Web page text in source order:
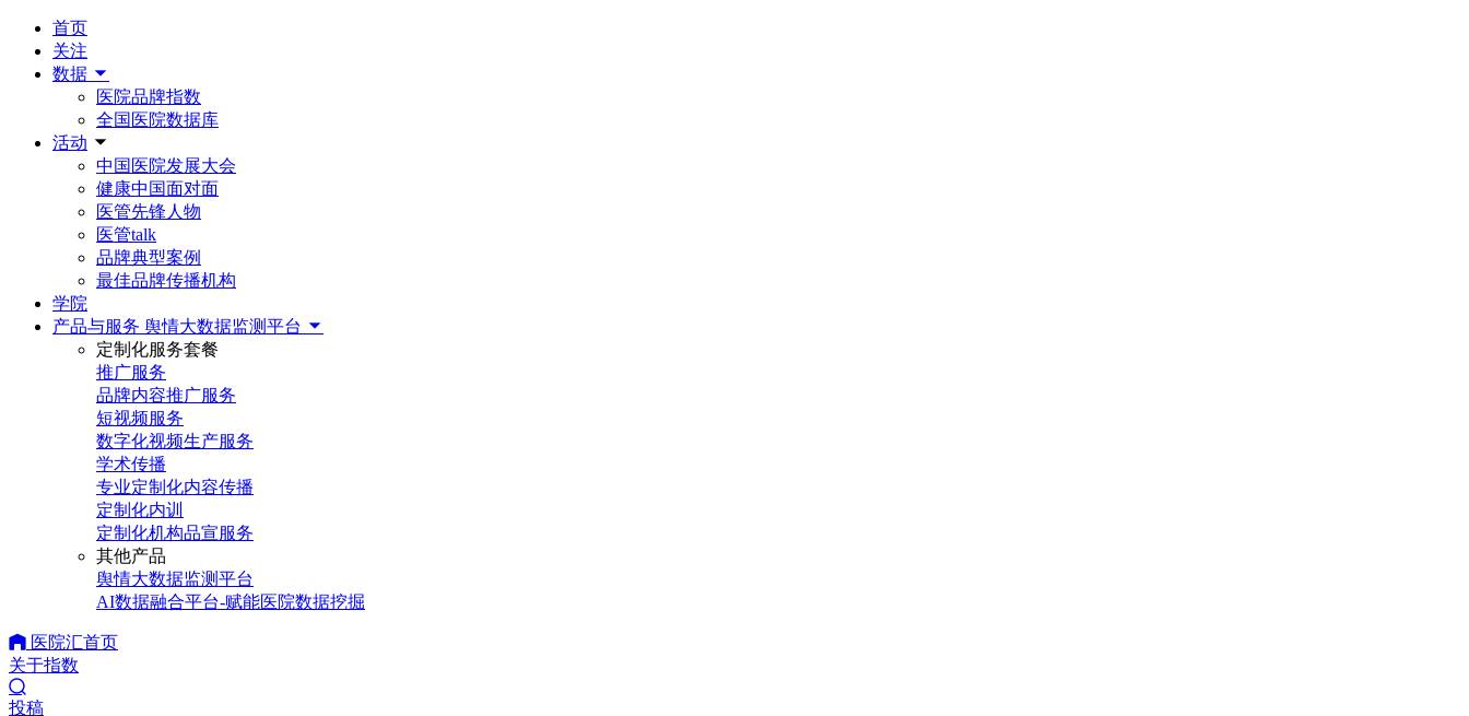
首页
关注
数据
医院品牌指数
全国医院数据库
活动
中国医院发展大会
健康中国面对面
医管先锋人物
医管talk
品牌典型案例
最佳品牌传播机构
学院
产品与服务 舆情大数据监测平台
定制化服务套餐
推广服务
品牌内容推广服务
短视频服务
数字化视频生产服务
学术传播
专业定制化内容传播
定制化内训
定制化机构品宣服务
其他产品
舆情大数据监测平台
AI数据融合平台-赋能医院数据挖掘
医院汇首页
关于指数
投稿